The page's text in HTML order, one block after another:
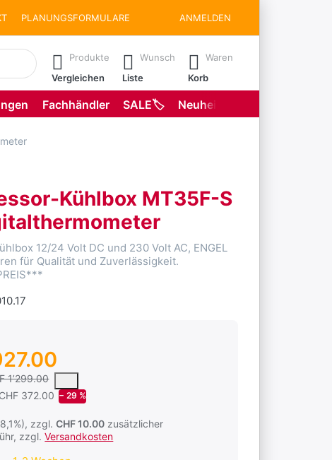
PLANUNGSFORMULARE ANMELDEN
erste Ergebnisse. Drücken Sie die Eingabetaste, um
Produkte
Vergleichen
Wunsch
Liste
Waren
Korb
Fachhändler SALE🏷️ Neuheiten
Kühlbox MT35F-S
12/24 Volt DC und 230 Volt AC, ENGEL
für Qualität und Zuverlässigkeit.
1’299.00
um den mittleren Verkaufspreis, den Kunden für ein Produkt in
CHF 372.00 − 29 %
zzgl.CHF 10.00 zusätzlicher
zzgl.Versandkosten